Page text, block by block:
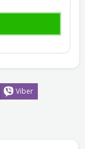
Viber